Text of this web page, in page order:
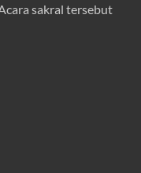
sakral tersebut